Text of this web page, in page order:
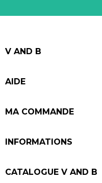
V AND B
Offres d'emploi
AIDE
MA COMMANDE
SAV & Retours
INFORMATIONS
CATALOGUE V AND B